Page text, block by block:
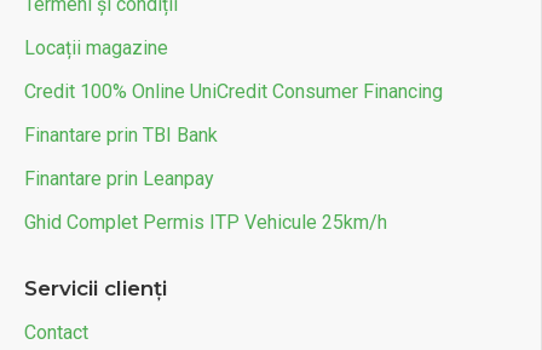
Locații magazine
Credit 100% Online UniCredit Consumer Financing
Finantare prin TBI Bank
Finantare prin Leanpay
Ghid Complet Permis ITP Vehicule 25km/h
Servicii clienți
Contact